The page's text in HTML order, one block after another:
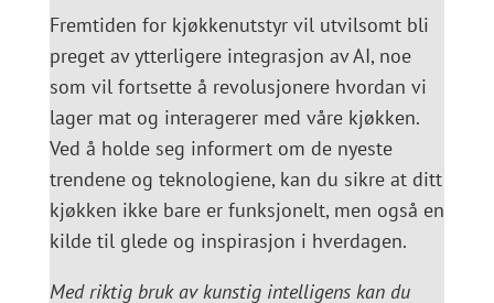
Fremtiden for kjøkkenutstyr vil utvilsomt bli
preget av ytterligere integrasjon av AI, noe
som vil fortsette å revolusjonere hvordan vi
lager mat og interagerer med våre kjøkken.
Ved å holde seg informert om de nyeste
trendene og teknologiene, kan du sikre at ditt
kjøkken ikke bare er funksjonelt, men også en
kilde til glede og inspirasjon i hverdagen.
Med riktig bruk av kunstig intelligens kan du